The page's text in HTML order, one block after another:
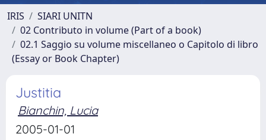
IRIS
SIARI UNITN
02 Contributo in volume (Part of a book)
02.1 Saggio su volume miscellaneo o Capitolo di libro
(Essay or Book Chapter)
Justitia
Bianchin, Lucia
2005-01-01